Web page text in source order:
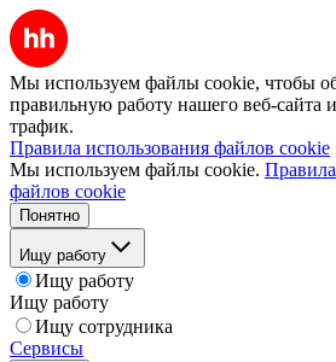
Мы используем файлы cookie, чтобы
правильную работу нашего веб-сайта
трафик.
Правила использования файлов cookie
Мы используем файлы cookie.
файлов cookie
Понятно
Ищу работу
Ищу работу
Ищу работу
Ищу сотрудника
Сервисы